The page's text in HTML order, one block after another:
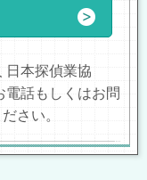
日本探偵業協
電話もしくはお問
さい。